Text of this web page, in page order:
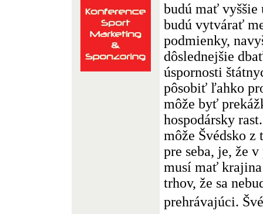
budú mať
budú vytvárať
podmienky,
dôslednejšie
úspornosti
pôsobiť ľahko
môže byť
hospodársky
môže Švédsko
pre seba, je, že
musí mať
trhov, že sa
prehrávajúci.